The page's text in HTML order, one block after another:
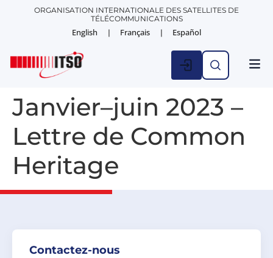
ORGANISATION INTERNATIONALE DES SATELLITES DE
TÉLÉCOMMUNICATIONS
English Français Español
Janvier–juin 2023 –
Lettre de Common
Heritage
Contactez-nous